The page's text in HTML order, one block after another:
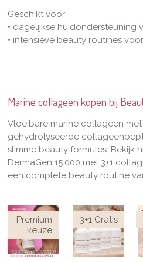
Geschikt voor:
• dagelijkse huidondersteuning
• intensieve beauty routines
Marine collageen kopen bij
Vloeibare marine collageen
gehydrolyseerde
slimme beauty formules. Bekijk
DermaGen 15.000 met 3+1
een complete beauty routine
Premium
keuze
3+1 Gratis